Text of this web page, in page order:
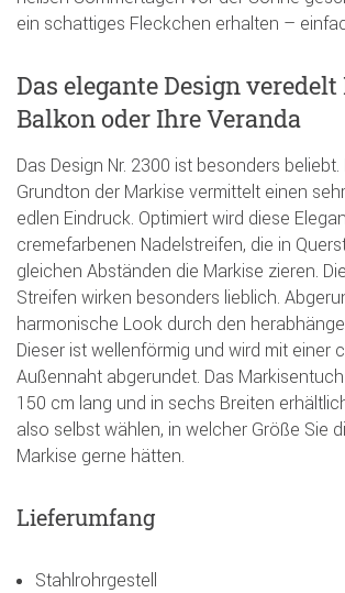
ein schattiges Fleckchen erhalten –
Das elegante Design
Balkon oder Ihre Veranda
Das Design Nr. 2300 ist besonders
Grundton der Markise vermittelt einen
edlen Eindruck. Optimiert wird diese
cremefarbenen Nadelstreifen, die in
gleichen Abständen die Markise zieren.
Streifen wirken besonders lieblich.
harmonische Look durch den
Dieser ist wellenförmig und wird mit einer
Außennaht abgerundet. Das
150 cm lang und in sechs Breiten
also selbst wählen, in welcher Größe Sie
Markise gerne hätten.
Lieferumfang
Stahlrohrgestell